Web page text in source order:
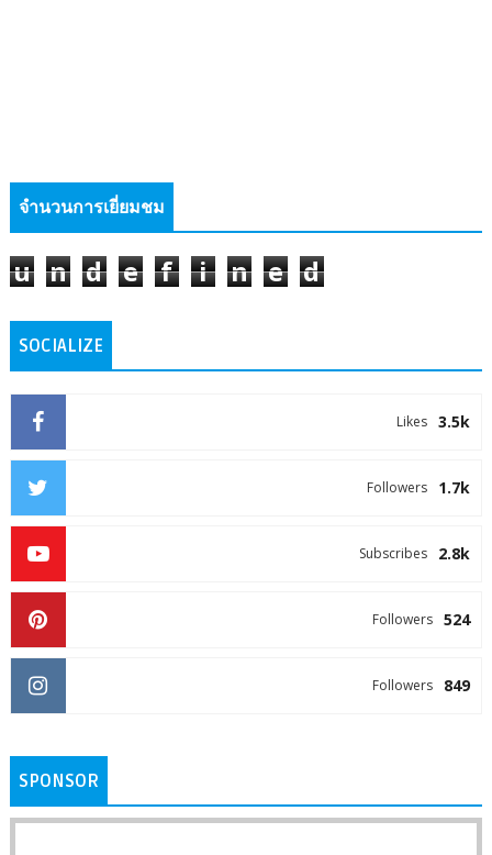
จำนวนการเยี่ยมชม
u n d e f i n e d
SOCIALIZE
3.5k
Likes
1.7k
Followers
2.8k
Subscribes
524
Followers
849
Followers
SPONSOR